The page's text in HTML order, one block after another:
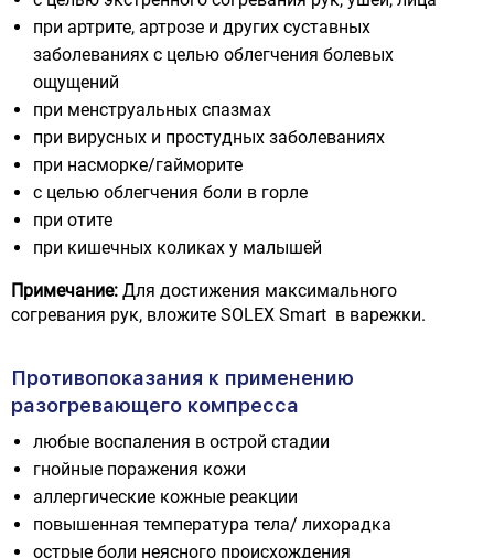
при артрите, артрозе и других суставных
заболеваниях с целью облегчения болевых
ощущений
при менструальных спазмах
при вирусных и простудных заболеваниях
при насморке/гайморите
с целью облегчения боли в горле
при отите
при кишечных коликах у малышей
Примечание: Для достижения максимального
согревания рук, вложите SOLEX Smart в варежки.
Противопоказания к применению
разогревающего компресса
любые воспаления в острой стадии
гнойные поражения кожи
аллергические кожные реакции
повышенная температура тела/ лихорадка
острые боли неясного происхождения